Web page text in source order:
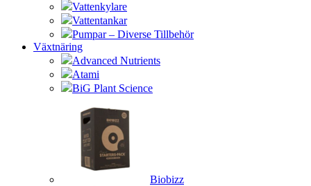
Vattenkylare
Vattentankar
Pumpar – Diverse Tillbehör
Växtnäring
Advanced Nutrients
Atami
BiG Plant Science
Biobizz